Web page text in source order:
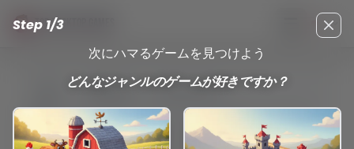
TOP DESKTOP GAMES メインメニュ
Genres
Exploration
探索ゲームといえば、なんといっても「発見」のワクワク
感！古代遺跡をうろついたり、未知の海にダイブしたり、不
Step 1/3
次にハマるゲームを見つけよう
どんなジャンルのゲームが好きですか？